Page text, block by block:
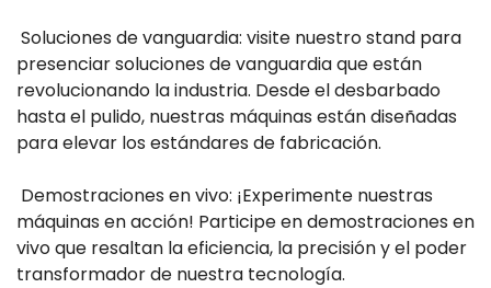
Soluciones de vanguardia: visite nuestro stand para
presenciar soluciones de vanguardia que están
revolucionando la industria. Desde el desbarbado
hasta el pulido, nuestras máquinas están diseñadas
para elevar los estándares de fabricación.
Demostraciones en vivo: ¡Experimente nuestras
máquinas en acción! Participe en demostraciones en
vivo que resaltan la eficiencia, la precisión y el poder
transformador de nuestra tecnología.